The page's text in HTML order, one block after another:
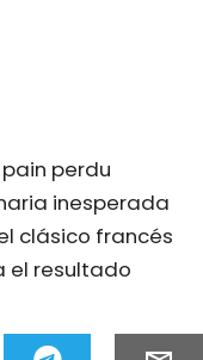
perdu
inesperada
clásico francés
el resultado